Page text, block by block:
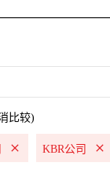
比较)
KBR公司